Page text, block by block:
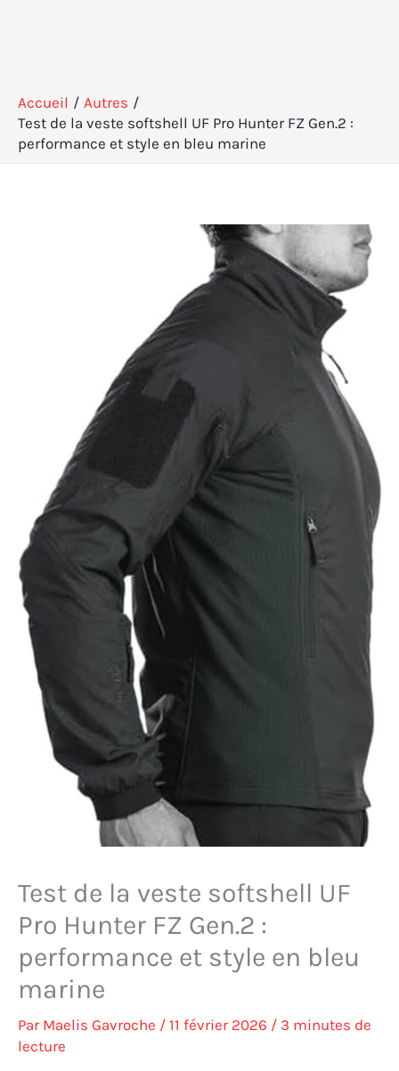
Accueil
Autres
Test de la veste softshell UF Pro Hunter FZ Gen.2 :
performance et style en bleu marine
Test de la veste softshell UF
Pro Hunter FZ Gen.2 :
performance et style en bleu
marine
Par Maelis Gavroche / 11 février 2026 / 3 minutes de
lecture